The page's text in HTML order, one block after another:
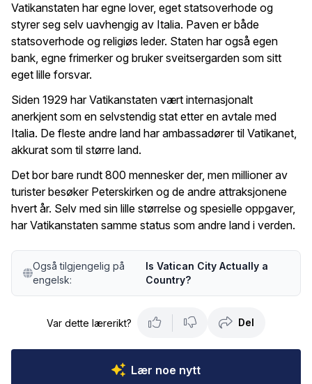
Vatikanstaten har egne lover, eget statsoverhode og
styrer seg selv uavhengig av Italia. Paven er både
statsoverhode og religiøs leder. Staten har også egen
bank, egne frimerker og bruker sveitsergarden som sitt
eget lille forsvar.
Siden 1929 har Vatikanstaten vært internasjonalt
anerkjent som en selvstendig stat etter en avtale med
Italia. De fleste andre land har ambassadører til Vatikanet,
akkurat som til større land.
Det bor bare rundt 800 mennesker der, men millioner av
turister besøker Peterskirken og de andre attraksjonene
hvert år. Selv med sin lille størrelse og spesielle oppgaver,
har Vatikanstaten samme status som andre land i verden.
Også tilgjengelig på
engelsk:
Is Vatican City Actually a
Country?
Var dette lærerikt? Del
Lær noe nytt